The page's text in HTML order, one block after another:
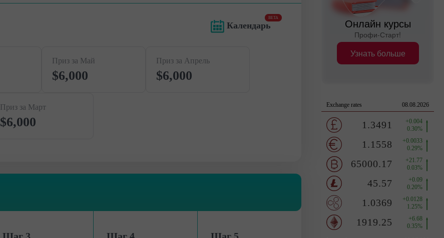
Календарь
BETA
Приз за Май
$6,000
Приз за Апрель
$6,000
Приз за Март
$6,000
Онлайн курсы
Профи-Старт!
Узнать больше